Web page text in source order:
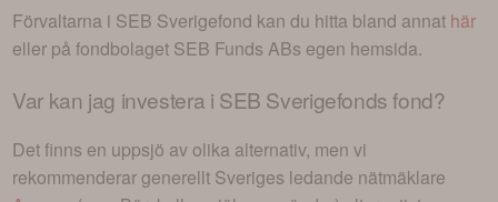
Förvaltarna i SEB Sverigefond kan du hitta bland annat här
eller på fondbolaget SEB Funds ABs egen hemsida.
Var kan jag investera i SEB Sverigefonds fond?
Det finns en uppsjö av olika alternativ, men vi
rekommenderar generellt Sveriges ledande nätmäklare